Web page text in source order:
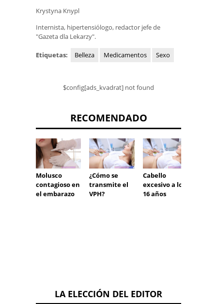
Krystyna Knypl
Internista, hipertensiólogo, redactor jefe de
"Gazeta dla Lekarzy".
Etiquetas: Belleza Medicamentos Sexo
$config[ads_kvadrat] not found
RECOMENDADO
Molusco
contagioso en
el embarazo
¿Cómo se
transmite el
VPH?
Cabello
excesivo a los
16 años
LA ELECCIÓN DEL EDITOR